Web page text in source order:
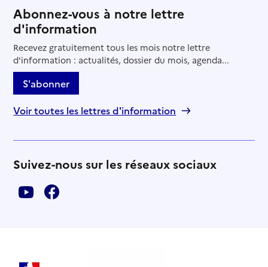
Abonnez-vous à notre lettre
d'information
Recevez gratuitement tous les mois notre lettre
d'information : actualités, dossier du mois, agenda...
S'abonner
Voir toutes les lettres d'information
Suivez-nous sur les réseaux sociaux